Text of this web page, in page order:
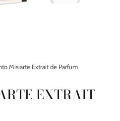
Misiarte Extrait de Parfum
EXTRAIT